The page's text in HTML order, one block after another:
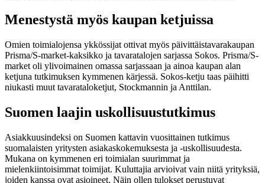
Menestystä myös kaupan ketjuissa
Omien toimialojensa ykkössijat ottivat myös päivittäistavarakaupan
Prisma/S-market-kaksikko ja tavaratalojen sarjassa Sokos. Prisma/S-
market oli ylivoimainen omassa sarjassaan ja ainoa kaupan alan
ketjuna tutkimuksen kymmenen kärjessä. Sokos-ketju taas päihitti
niukasti muut tavarataloketjut, Stockmannin ja Anttilan.
Suomen laajin uskollisuustutkimus
Asiakkuusindeksi on Suomen kattavin vuosittainen tutkimus
suomalaisten yritysten asiakaskokemuksesta ja -uskollisuudesta.
Mukana on kymmenen eri toimialan suurimmat ja
mielenkiintoisimmat toimijat. Kuluttajia arvioivat vain niitä yrityksiä,
joiden kanssa ovat asioineet. Näin ollen tulokset perustuvat